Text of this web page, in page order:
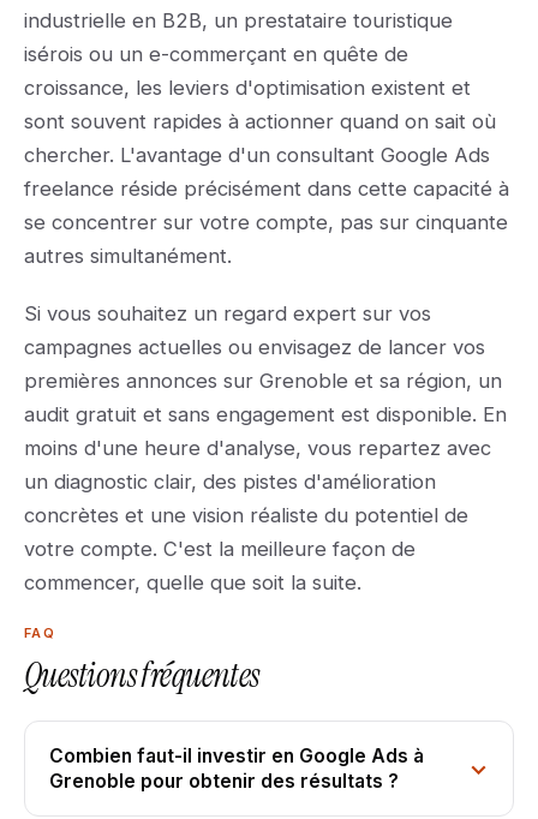
industrielle en B2B, un prestataire touristique
isérois ou un e-commerçant en quête de
croissance, les leviers d'optimisation existent et
sont souvent rapides à actionner quand on sait où
chercher. L'avantage d'un consultant Google Ads
freelance réside précisément dans cette capacité à
se concentrer sur votre compte, pas sur cinquante
autres simultanément.
Si vous souhaitez un regard expert sur vos
campagnes actuelles ou envisagez de lancer vos
premières annonces sur Grenoble et sa région, un
audit gratuit et sans engagement est disponible. En
moins d'une heure d'analyse, vous repartez avec
un diagnostic clair, des pistes d'amélioration
concrètes et une vision réaliste du potentiel de
votre compte. C'est la meilleure façon de
commencer, quelle que soit la suite.
FAQ
Questions fréquentes
Combien faut-il investir en Google Ads à
Grenoble pour obtenir des résultats ?